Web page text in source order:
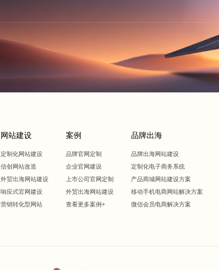
网站建设
定制化网站建设
信创网站改造
外贸出海网站建设
响应式官网建设
营销转化型网站
案例
品牌官网定制
企业官网建设
上市公司官网定制
外贸出海网站建设
查看更多案例+
品牌出海
品牌出海网站建设
定制化电子商务系统
产品商城网站建设方案
移动手机电商网站解决方案
微信会员电商解决方案